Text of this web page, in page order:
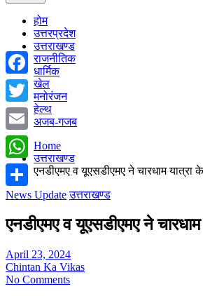
होम
उत्तरप्रदेश
उत्तराखण्ड
राजनीतिक
धार्मिक
खेल
मनोरंजन
हेल्थ
अजब-गजब
Home
उत्तराखण्ड
एनडीएमए व यूएसडीएमए ने चारधाम
News Update उत्तराखण्ड
एनडीएमए व यूएसडीएमए ने
April 23, 2024
Chintan Ka Vikas
No Comments
Facebook
Twitter
Email
WhatsApp
Share